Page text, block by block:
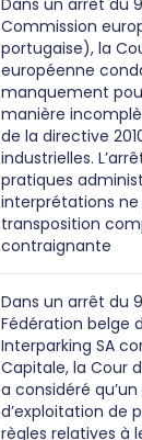
Dans un arrêt du
Commission
portugaise), la
européenne
manquement
manière
de la directive
industrielles.
pratiques
interprétations
transposition
contraignante
Dans un arrêt du
Fédération belge
Interparking SA
Capitale, la Cour
a considéré
d’exploitation de
règles relatives à